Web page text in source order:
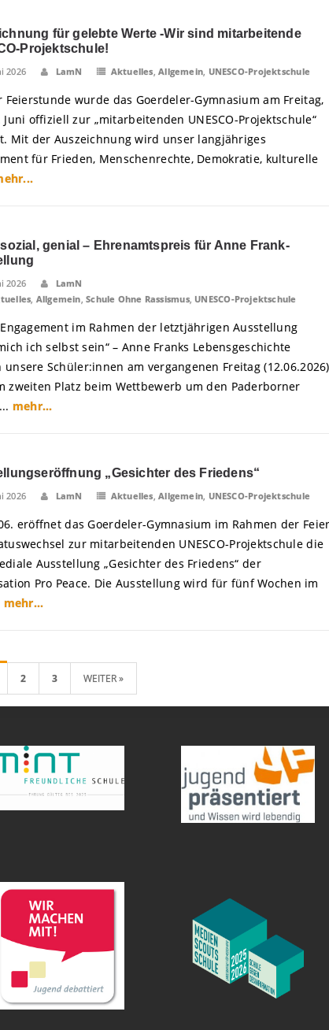
für gelebte Werte -Wir sind mitarbeitende
Projektschule!
2026 LamN Aktuelles,Allgemein, UNESCO-Projektschule
Feierstunde wurde das Goerdeler-Gymnasium am Freitag,
Juni offiziell zur „mitarbeitenden UNESCO-Projektschule“
Mit der Auszeichnung wird unser langjähriges
für Frieden, Menschenrechte, Demokratie, kulturelle
genial – Ehrenamtspreis für Anne Frank-
2026
LamN
, Allgemein,Schule Ohne Rassismus, UNESCO-Projektschule
im Rahmen der letztjährigen Ausstellung
ich selbst sein“ – Anne Franks Lebensgeschichte
unsere Schüler:innen am vergangenen Freitag (12.06.2026)
zweiten Platz beim Wettbewerb um den Paderborner
mehr...
„Gesichter des Friedens“
2026 LamN Aktuelles,Allgemein, UNESCO-Projektschule
eröffnet das Goerdeler-Gymnasium im Rahmen der Feier
zur mitarbeitenden UNESCO-Projektschule die
Ausstellung „Gesichter des Friedens“ der
Pro Peace. Die Ausstellung wird für fünf Wochen im
mehr...
2 3 WEITER »